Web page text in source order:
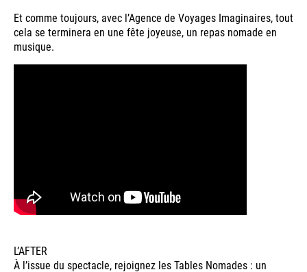
Et comme toujours, avec l’Agence de Voyages Imaginaires, tout
cela se terminera en une fête joyeuse, un repas nomade en
musique.
L’AFTER
À l’issue du spectacle, rejoignez les Tables Nomades : un